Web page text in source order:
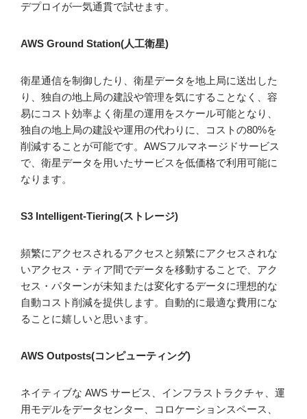
デプロイが一気通貫で試せます。
AWS Ground Station(人工衛星)
衛星通信を制御したり、衛星データを地上局に送出した
り、独自の地上局の建設や管理を気にすることなく、容
易にコスト効率よく衛星の運用をスケール可能となり、
独自の地上局の建設や運用の代わりに、コストの80%を
削減することが可能です。AWSフルマネージドサービス
で、衛星データを用いたサービスを低価格で利用可能に
なります。
S3 Intelligent-Tiering(ストレージ)
頻繁にアクセスされるアクセスと頻繁にアクセスされな
いアクセス・ティア間でデータを移動することで、アク
セス・パターンが未知または変化するデータに理想的な
自動コスト削減を提供します。自動的に最適な費用にな
ることに嬉しいと思います。
AWS Outposts(コンピューティング)
ネイティブな AWS サービス、インフラストラクチャ、運
用モデルをデータセンター、コロケーションスペース、